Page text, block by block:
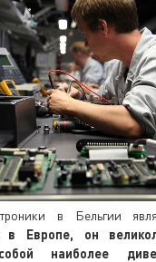
в Бельгии
в Европе, он
наиболее